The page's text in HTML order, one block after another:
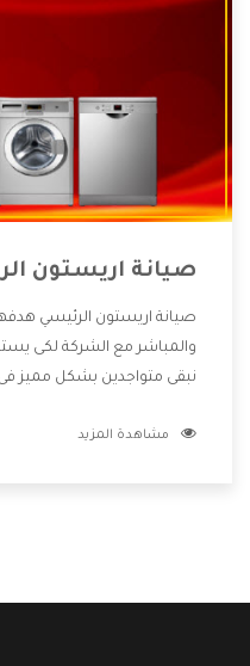
صيانة اريستون
صيانة اريستون الرئيسي
والمباشر مع الشركة لكى
نبقى متواجدين بشكل مميز
الشركة بها والتى تكون منها
مشاهدة المزيد